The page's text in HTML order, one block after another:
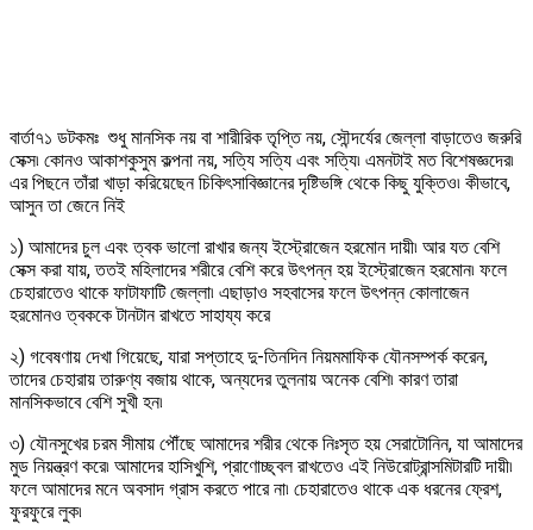
বার্তা৭১ ডটকমঃ শুধু মানসিক নয় বা শারীরিক তৃপ্তি নয়, সৌন্দর্যের জেল্লা বাড়াতেও জরুরি
সেক্স৷ কোনও আকাশকুসুম কল্পনা নয়, সত্যি সত্যি এবং সত্যি৷ এমনটাই মত বিশেষজ্ঞদের৷
এর পিছনে তাঁরা খাড়া করিয়েছেন চিকিৎসাবিজ্ঞানের দৃষ্টিভঙ্গি থেকে কিছু যুক্তিও৷ কীভাবে,
আসুন তা জেনে নিই
১) আমাদের চুল এবং ত্বক ভালো রাখার জন্য ইস্ট্রোজেন হরমোন দায়ী৷ আর যত বেশি
সেক্স করা যায়, ততই মহিলাদের শরীরে বেশি করে উৎপন্ন হয় ইস্ট্রোজেন হরমোন৷ ফলে
চেহারাতেও থাকে ফাটাফাটি জেল্লা৷ এছাড়াও সহবাসের ফলে উৎপন্ন কোলাজেন
হরমোনও ত্বককে টানটান রাখতে সাহায্য করে
২) গবেষণায় দেখা গিয়েছে, যারা সপ্তাহে দু-তিনদিন নিয়মমাফিক যৌনসম্পর্ক করেন,
তাদের চেহারায় তারুণ্য বজায় থাকে, অন্যদের তুলনায় অনেক বেশি৷ কারণ তারা
মানসিকভাবে বেশি সুখী হন৷
৩) যৌনসুখের চরম সীমায় পৌঁছে আমাদের শরীর থেকে নিঃসৃত হয় সেরাটোনিন, যা আমাদের
মুড নিয়ন্ত্রণ করে৷ আমাদের হাসিখুশি, প্রাণোচ্ছ্বল রাখতেও এই নিউরোট্রান্সমিটারটি দায়ী৷
ফলে আমাদের মনে অবসাদ গ্রাস করতে পারে না৷ চেহারাতেও থাকে এক ধরনের ফ্রেশ,
ফুরফুরে লুক৷